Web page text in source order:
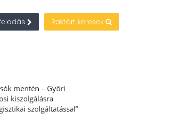
Raktárt keresek
mentén – Győri
kiszolgálásra
szolgáltatással”